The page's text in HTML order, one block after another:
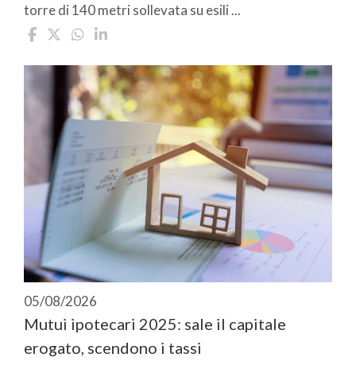
torre di 140 metri sollevata su esili ...
05/08/2026
Mutui ipotecari 2025: sale il capitale
erogato, scendono i tassi